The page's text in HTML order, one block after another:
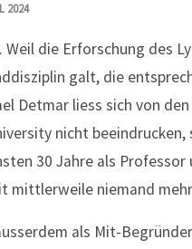
2024
die Erforschung des
galt, die
Detmar liess sich von
nicht beeindrucken,
30 Jahre als
mittlerweile niemand
als Mit-